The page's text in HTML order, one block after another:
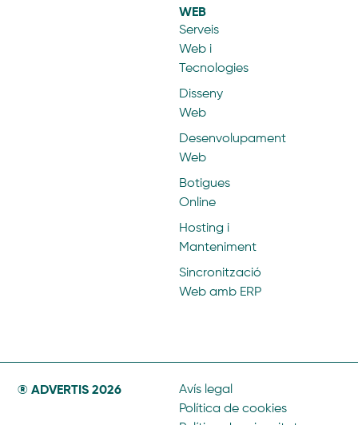
WEB
Serveis
Web i
Tecnologies
Disseny
Web
Desenvolupament
Web
Botigues
Online
Hosting i
Manteniment
Sincronització
Web amb ERP
® ADVERTIS 2026
Avís legal
Política de cookies